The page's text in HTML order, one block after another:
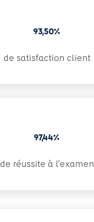
93,50%
de satisfaction client
97,44%
de réussite à l'examen